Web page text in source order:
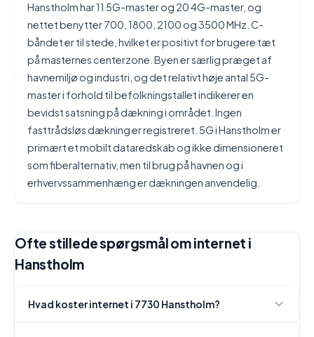
Hanstholm har 11 5G-master og 20 4G-master, og
nettet benytter 700, 1800, 2100 og 3500 MHz. C-
båndet er til stede, hvilket er positivt for brugere tæt
på masternes centerzone. Byen er særlig præget af
havnemiljø og industri, og det relativt høje antal 5G-
master i forhold til befolkningstallet indikerer en
bevidst satsning på dækning i området. Ingen
fasttrådsløs dækning er registreret. 5G i Hanstholm er
primært et mobilt dataredskab og ikke dimensioneret
som fiberalternativ, men til brug på havnen og i
erhvervssammenhæng er dækningen anvendelig.
Ofte stillede spørgsmål om internet i
Hanstholm
Hvad koster internet i 7730 Hanstholm?